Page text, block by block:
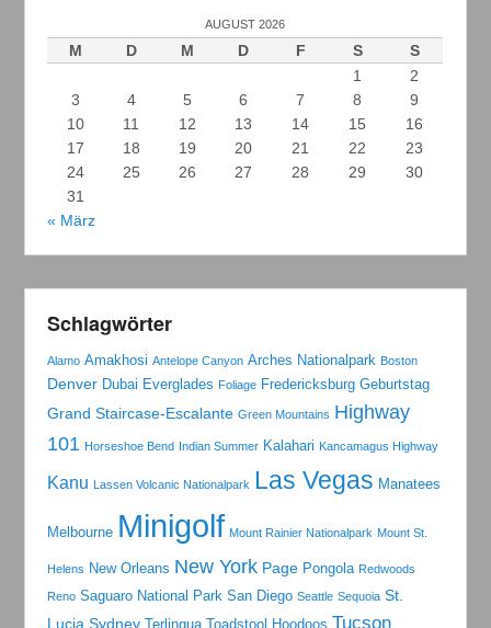
AUGUST 2026
M D M D F S
S
1
2
3
4 5 6 7 8
9
10
11 12 13 14 15
16
17
18 19 20 21 22
23
24
25 26 27 28 29
30
31
« März
Schlagwörter
Alamo Amakhosi Antelope Canyon Arches Nationalpark Boston
Denver Dubai Everglades Foliage Fredericksburg Geburtstag
Grand Staircase-Escalante Green Mountains Highway
101 Horseshoe Bend Indian Summer Kalahari Kancamagus Highway
Kanu Lassen Volcanic Nationalpark Las Vegas Manatees
Melbourne Minigolf Mount Rainier Nationalpark Mount St.
Helens New Orleans New York Page Pongola Redwoods
Reno Saguaro National Park San Diego Seattle Sequoia St.
Lucia Sydney Terlingua Toadstool Hoodoos Tucson